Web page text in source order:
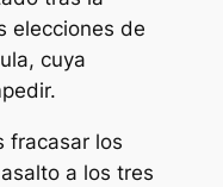
elecciones de
cuya
fracasar los
a los tres